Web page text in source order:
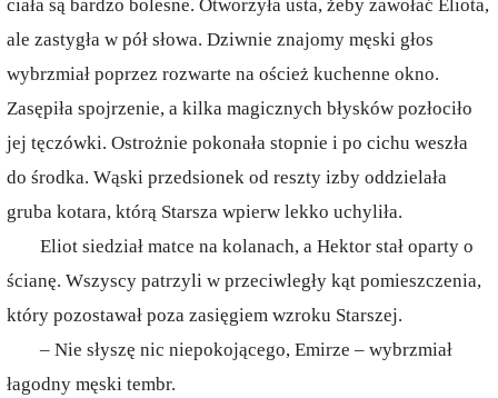
ciała są bardzo bolesne. Otworzyła usta, żeby zawołać Eliota,
ale zastygła w pół słowa. Dziwnie znajomy męski głos
wybrzmiał poprzez rozwarte na oścież kuchenne okno.
Zasępiła spojrzenie, a kilka magicznych błysków pozłociło
jej tęczówki. Ostrożnie pokonała stopnie i po cichu weszła
do środka. Wąski przedsionek od reszty izby oddzielała
gruba kotara, którą Starsza wpierw lekko uchyliła.
Eliot siedział matce na kolanach, a Hektor stał oparty o
ścianę. Wszyscy patrzyli w przeciwległy kąt pomieszczenia,
który pozostawał poza zasięgiem wzroku Starszej.
– Nie słyszę nic niepokojącego, Emirze – wybrzmiał
łagodny męski tembr.